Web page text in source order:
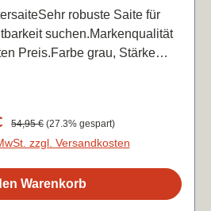
robuste Saite für
suchen.Markenqualität
Preis.Farbe grau, Stärke
Regulärer Preis:
54,95 € (27.3% gespart)
zzgl. Versandkosten
Warenkorb